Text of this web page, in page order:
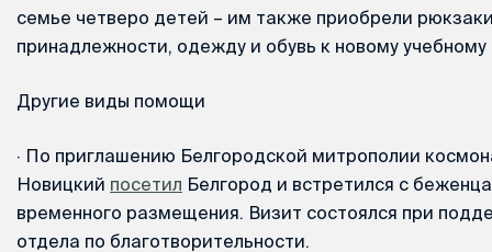
семье четверо детей – им также приобрели
принадлежности, одежду и обувь к новому учебному
Другие виды помощи
· По приглашению Белгородской митрополии
Новицкий посетил Белгород и встретился с
временного размещения. Визит состоялся при
отдела по благотворительности.